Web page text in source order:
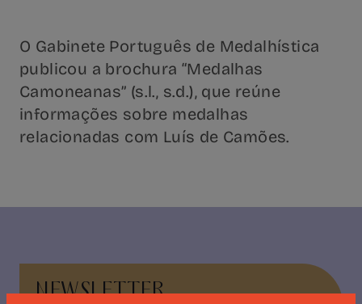
O Gabinete Português de Medalhística
publicou a brochura “Medalhas
Camoneanas” (s.l., s.d.), que reúne
informações sobre medalhas
relacionadas com Luís de Camões.
NEWSLETTER